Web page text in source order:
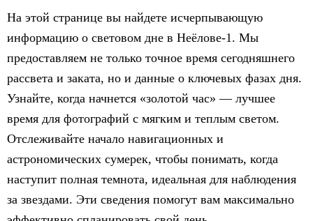
На этой странице вы найдете исчерпывающую
информацию о световом дне в Неёлове-1. Мы
предоставляем не только точное время сегодняшнего
рассвета и заката, но и данные о ключевых фазах дня.
Узнайте, когда начнется «золотой час» — лучшее
время для фотографий с мягким и теплым светом.
Отслеживайте начало навигационных и
астрономических сумерек, чтобы понимать, когда
наступит полная темнота, идеальная для наблюдения
за звездами. Эти сведения помогут вам максимально